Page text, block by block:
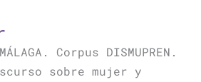
Corpus DISMUPREN.
sobre mujer y